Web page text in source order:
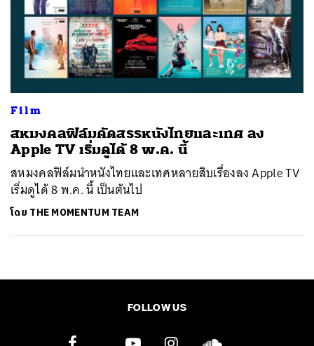
Film
สหมงคลฟิล์มคัดสรรหนังไทยและเทศ ลง
Apple TV เริ่มดูได้ 8 พ.ค. นี้
สหมงคลฟิล์มนำหนังไทยและเทศหลายสิบเรื่องลง Apple TV
เริ่มดูได้ 8 พ.ค. นี้ เป็นต้นไป
โดย THE MOMENTUM TEAM
FOLLOW US
ค้นหา
SHARE TWEET LINE EMAIL